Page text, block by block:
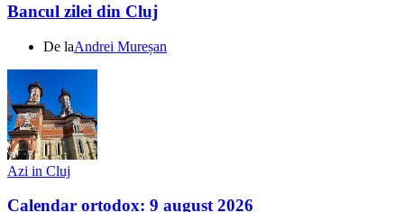
Bancul zilei din Cluj
De laAndrei Mureșan
Azi in Cluj
Calendar ortodox: 9 august 2026